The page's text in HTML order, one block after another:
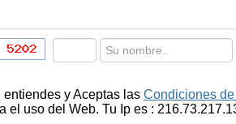
y Aceptas las Condiciones
el uso del Web. Tu Ip es :